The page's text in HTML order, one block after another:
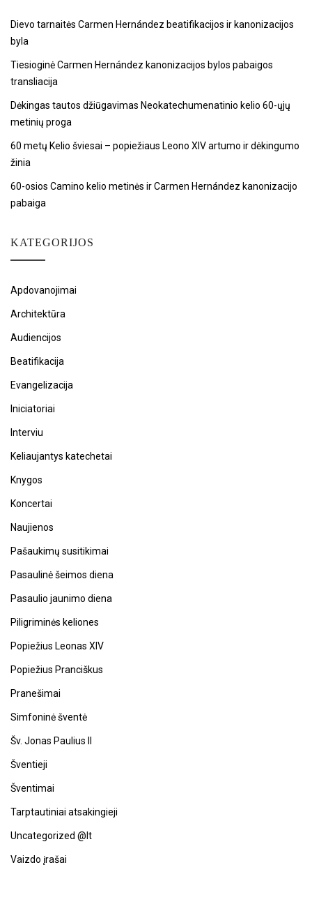
Dievo tarnaitės Carmen Hernández beatifikacijos ir kanonizacijos
byla
Tiesioginė Carmen Hernández kanonizacijos bylos pabaigos
transliacija
Dėkingas tautos džiūgavimas Neokatechumenatinio kelio 60-ųjų
metinių proga
60 metų Kelio šviesai – popiežiaus Leono XIV artumo ir dėkingumo
žinia
60-osios Camino kelio metinės ir Carmen Hernández kanonizacijo
pabaiga
KATEGORIJOS
Apdovanojimai
Architektūra
Audiencijos
Beatifikacija
Evangelizacija
Iniciatoriai
Interviu
Keliaujantys katechetai
Knygos
Koncertai
Naujienos
Pašaukimų susitikimai
Pasaulinė šeimos diena
Pasaulio jaunimo diena
Piligriminės keliones
Popiežius Leonas XIV
Popiežius Pranciškus
Pranešimai
Simfoninė šventė
Šv. Jonas Paulius II
Šventieji
Šventimai
Tarptautiniai atsakingieji
Uncategorized @lt
Vaizdo įrašai